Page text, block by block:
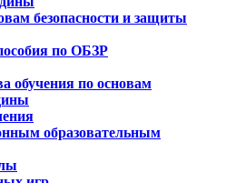
безопасности и защиты
по ОБЗР
обучения по основам
образовательным